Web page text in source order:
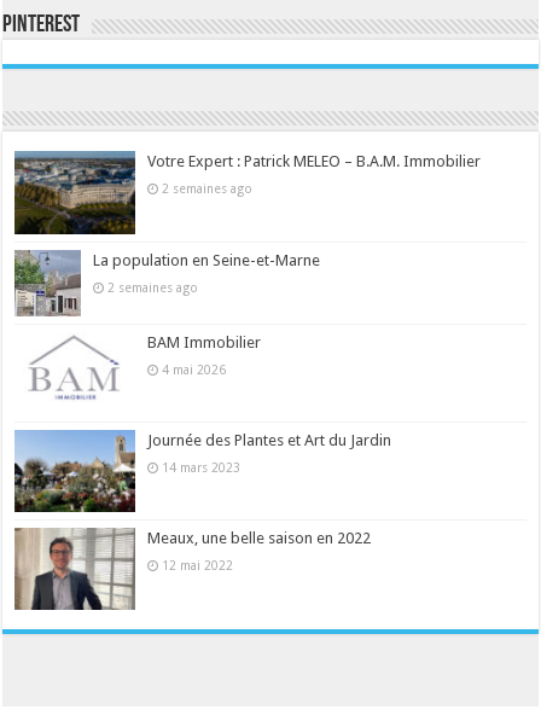
Pinterest
Votre Expert : Patrick MELEO – B.A.M. Immobilier
2 semaines ago
La population en Seine-et-Marne
2 semaines ago
BAM Immobilier
4 mai 2026
Journée des Plantes et Art du Jardin
14 mars 2023
Meaux, une belle saison en 2022
12 mai 2022